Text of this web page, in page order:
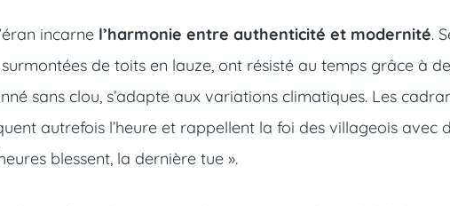
incarne l’harmonie entre authenticité et modernité.
de toits en lauze, ont résisté au temps grâce à
sans clou, s’adapte aux variations climatiques. Les
autrefois l’heure et rappellent la foi des villageois avec
blessent, la dernière tue ».